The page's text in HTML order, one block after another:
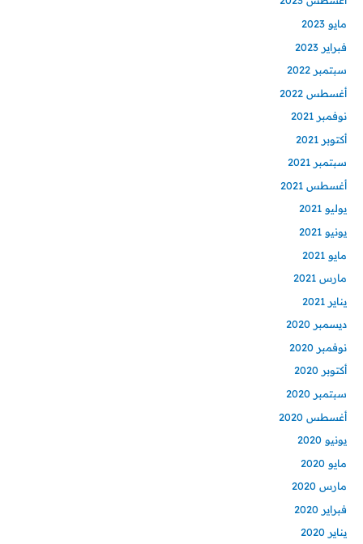
مايو 2023
فبراير 2023
سبتمبر 2022
أغسطس 2022
نوفمبر 2021
أكتوبر 2021
سبتمبر 2021
أغسطس 2021
يوليو 2021
يونيو 2021
مايو 2021
مارس 2021
يناير 2021
ديسمبر 2020
نوفمبر 2020
أكتوبر 2020
سبتمبر 2020
أغسطس 2020
يونيو 2020
مايو 2020
مارس 2020
فبراير 2020
يناير 2020